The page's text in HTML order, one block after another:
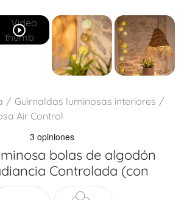
play_circle_outline
Guirnaldas luminosas interiores
Air Control
bolas de algodón
Controlada (con